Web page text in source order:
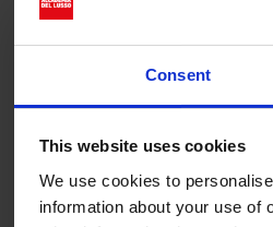
Consent
This website uses cookies
We use cookies to
information about your use of
Gli scatti di Jurgen Teller
Drizzate, moglie e partner